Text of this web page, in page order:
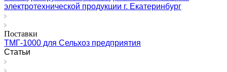
электротехнической продукции г. Екатеринбург
Поставки
ТМГ-1000 для Сельхоз предприятия
Статьи